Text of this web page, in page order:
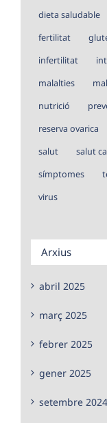
dieta saludable
fertilitat
infertilitat
malalties
nutrició
reserva ovarica
salut
salut
símptomes
virus
Arxius
abril 2025
març 2025
febrer 2025
gener 2025
setembre 2024